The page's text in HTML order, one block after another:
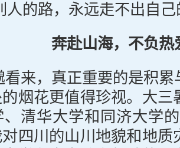
人的路，永远走不出自己
奔赴山海，不负热
看来，真正重要的是积
烟花更值得珍视。大三
清华大学和同济大学
四川的山川地貌和地质